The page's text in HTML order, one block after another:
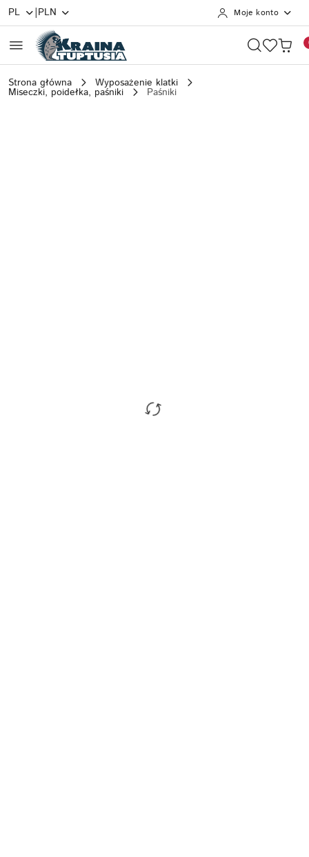
Przejdź do treści głównej
Przejdź do wyszukiwarki
Przejdź do moje konto
Przejdź do menu głównego
Przejdź do opisu produktu
Przejdź do stopki
PL |PLN Moje konto
Strona główna Wyposażenie klatki
Miseczki, poidełka, paśniki Paśniki